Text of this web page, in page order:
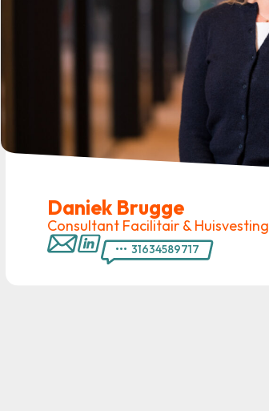
Daniek Brugge
Consultant Facilitair & Huisvesting
••• 31634589717